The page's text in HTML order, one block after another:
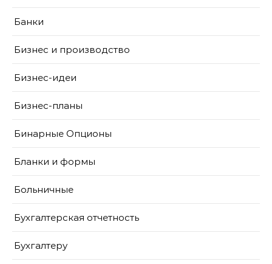
Банки
Бизнес и производство
Бизнес-идеи
Бизнес-планы
Бинарные Опционы
Бланки и формы
Больничные
Бухгалтерская отчетность
Бухгалтеру